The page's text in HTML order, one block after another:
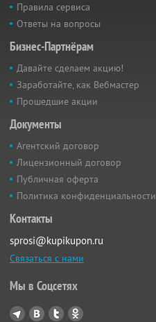
Правила сервиса
Ответы на вопросы
Бизнес-Партнёрам
Давайте сделаем акцию!
Заработайте, как Вебмастер
Прошедшие акции
Документы
Агентский договор
Лицензионный договор
Публичная оферта
Политика конфиденциальности
Контакты
sprosi@kupikupon.ru
Связаться с нами
Мы в Соцсетях